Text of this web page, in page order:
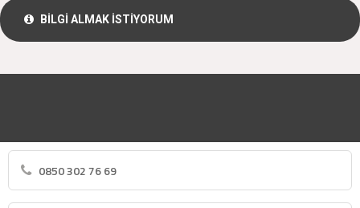
BİLGİ ALMAK İSTİYORUM
0850 302 76 69